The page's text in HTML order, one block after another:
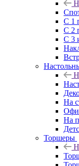
С 1
С 2
С 3
На
На
Торшеры